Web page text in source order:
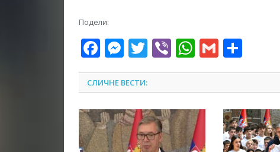
Подели:
Facebook
Messenger
Twitter
ViberWhatsApp
Gmail
СЛИЧНЕ ВЕСТИ: